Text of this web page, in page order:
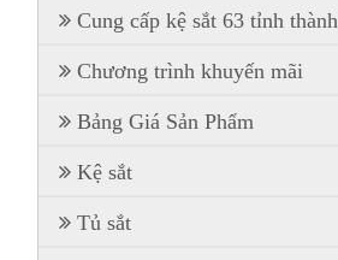
Cung cấp kệ sắt 63 tỉnh thành
Chương trình khuyến mãi
Bảng Giá Sản Phẩm
Kệ sắt
Tủ sắt